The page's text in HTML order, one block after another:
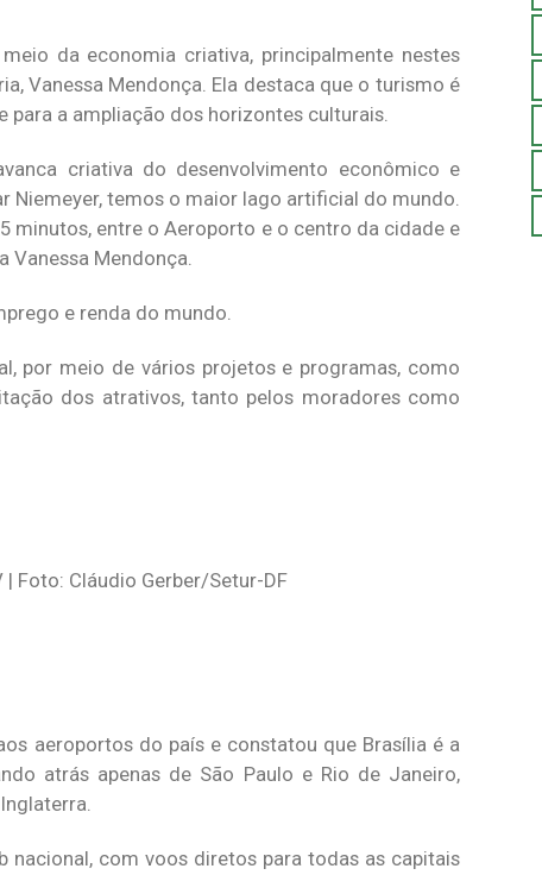
da economia criativa, principalmente nestes
Vanessa Mendonça. Ela destaca que o turismo é
para a ampliação dos horizontes culturais.
criativa do desenvolvimento econômico e
Niemeyer, temos o maior lago artificial do mundo.
minutos, entre o Aeroporto e o centro da cidade e
Vanessa Mendonça.
e renda do mundo.
por meio de vários projetos e programas, como
dos atrativos, tanto pelos moradores como
Foto: Cláudio Gerber/Setur-DF
aeroportos do país e constatou que Brasília é a
atrás apenas de São Paulo e Rio de Janeiro,
nacional, com voos diretos para todas as capitais